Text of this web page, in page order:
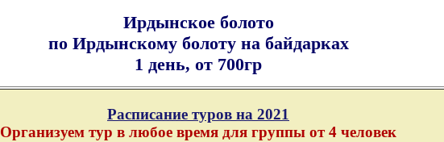
Ирдынское болото
по Ирдынскому болоту на байдарках
1 день, от 700гр
Расписание туров на 2021
Организуем тур в любое время для группы от 4 человек